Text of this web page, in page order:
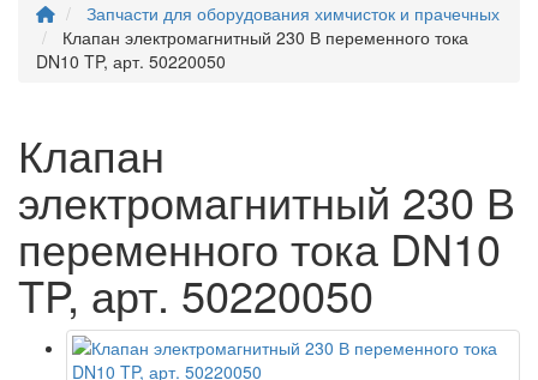
Запчасти для оборудования химчисток и прачечных
Клапан электромагнитный 230 В переменного тока
DN10 TP, арт. 50220050
Клапан
электромагнитный 230 В
переменного тока DN10
TP, арт. 50220050